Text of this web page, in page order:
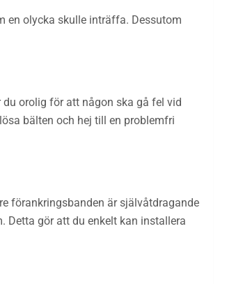
en olycka skulle inträffa. Dessutom
du orolig för att någon ska gå fel vid
bälten och hej till en problemfri
förankringsbanden är självåtdragande
Detta gör att du enkelt kan installera